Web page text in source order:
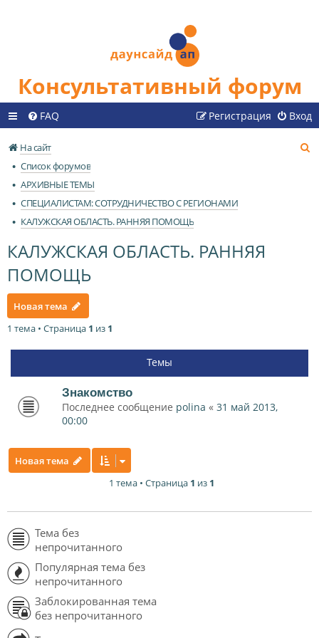
Консультативный форум
FAQ Вход
Регистрация
На сайт
Список форумов
АРХИВНЫЕ ТЕМЫ
СПЕЦИАЛИСТАМ: СОТРУДНИЧЕСТВО С РЕГИОНАМИ
КАЛУЖСКАЯ ОБЛАСТЬ. РАННЯЯ ПОМОЩЬ
КАЛУЖСКАЯ ОБЛАСТЬ. РАННЯЯ
ПОМОЩЬ
Новая тема
1 тема • Страница 1 из 1
Темы
Знакомство
Последнее сообщение polina « 31 май 2013,
00:00
Новая тема
1 тема • Страница 1 из 1
Тема без
непрочитанного
Популярная тема без
непрочитанного
Заблокированная тема
без непрочитанного